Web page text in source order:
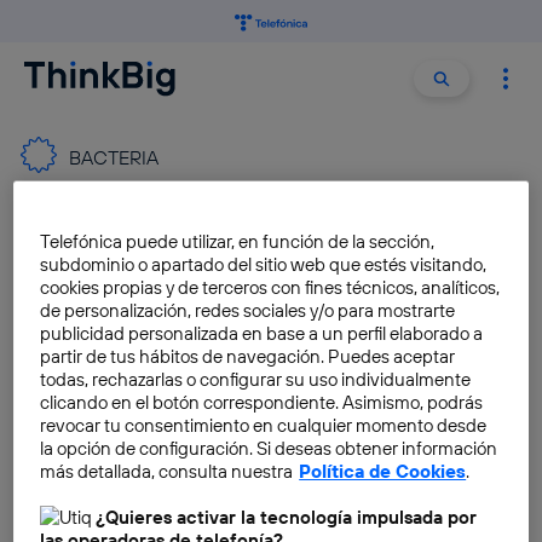
Buscar
BACTERIA
Una nueva bacteria permitirá
al ser humano respirar en
Marte
Borja García
Crean una bacteria que
absorbe CO2 y es capaz de
producir energía
Telefónica puede utilizar, en función de la sección,
subdominio o apartado del sitio web que estés visitando,
cookies propias y de terceros con fines técnicos, analíticos,
de personalización, redes sociales y/o para mostrarte
publicidad personalizada en base a un perfil elaborado a
partir de tus hábitos de navegación. Puedes aceptar
todas, rechazarlas o configurar su uso individualmente
clicando en el botón correspondiente. Asimismo, podrás
revocar tu consentimiento en cualquier momento desde
la opción de configuración. Si deseas obtener información
más detallada, consulta nuestra Política de Cookies.
¿Quieres activar la tecnología impulsada por